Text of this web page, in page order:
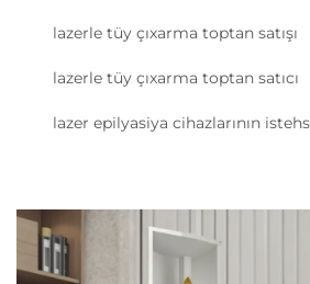
lazerle tüy çıxarma toptan satışı
lazerle tüy çıxarma toptan satıcı
lazer epilyasiya cihazlarının